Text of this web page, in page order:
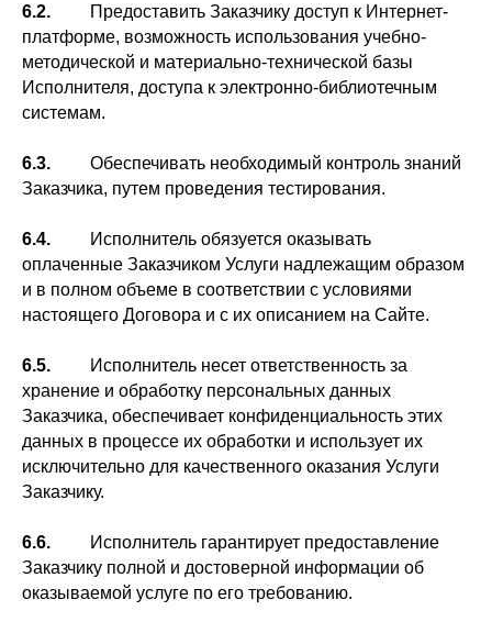
6.2.
Предоставить Заказчику доступ к Интернет-
платформе, возможность использования учебно-
методической и материально-технической базы
Исполнителя, доступа к электронно-библиотечным
системам.
6.3. Обеспечивать необходимый контроль знаний
Заказчика, путем проведения тестирования.
6.4.
Исполнитель обязуется оказывать
оплаченные Заказчиком Услуги надлежащим образом
и в полном объеме в соответствии с условиями
настоящего Договора и с их описанием на Сайте.
6.5.
Исполнитель несет ответственность за
хранение и обработку персональных данных
Заказчика, обеспечивает конфиденциальность этих
данных в процессе их обработки и использует их
исключительно для качественного оказания Услуги
Заказчику.
6.6.
Исполнитель гарантирует предоставление
Заказчику полной и достоверной информации об
оказываемой услуге по его требованию.